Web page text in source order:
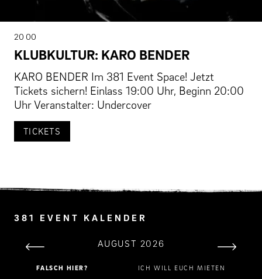
20 00
KLUBKULTUR: KARO BENDER
KARO BENDER Im 381 Event Space! Jetzt
Tickets sichern! Einlass 19:00 Uhr, Beginn 20:00
Uhr Veranstalter: Undercover
TICKETS
381 EVENT KALENDER
AUGUST 2026
MO DI FR SA
FALSCH HIER? ICH WILL EUCH MIETEN